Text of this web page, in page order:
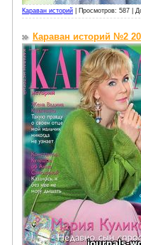
Караван историй Просмотров: 587 |
Караван историй №2